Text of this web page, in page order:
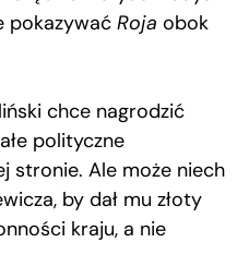
pokazywać Roja obok
chce nagrodzić
polityczne
stronie. Ale może niech
by dał mu złoty
kraju, a nie